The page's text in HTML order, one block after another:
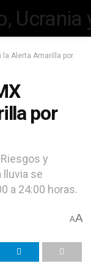
la Alerta Amarilla por
por
y
lluvia se
a 24:00 horas.
AA